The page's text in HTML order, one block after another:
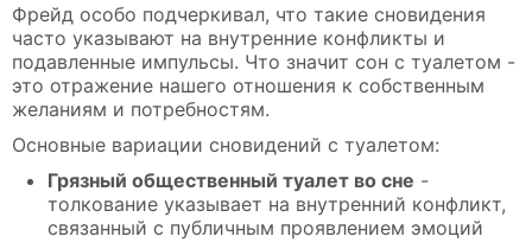
Фрейд особо подчеркивал, что такие сновидения
часто указывают на внутренние конфликты и
подавленные импульсы. Что значит сон с туалетом -
это отражение нашего отношения к собственным
желаниям и потребностям.
Основные вариации сновидений с туалетом:
Грязный общественный туалет во сне -
толкование указывает на внутренний конфликт,
связанный с публичным проявлением эмоций